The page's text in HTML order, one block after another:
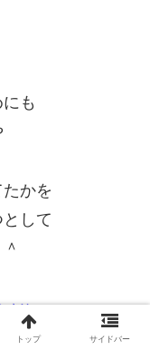
も
かを
して
トは
トップ サイドバー